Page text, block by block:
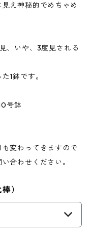
え神秘的でめちゃめ
、いや、3度見される
1鉢です。
号鉢
変わってきますので
合わせください。
）